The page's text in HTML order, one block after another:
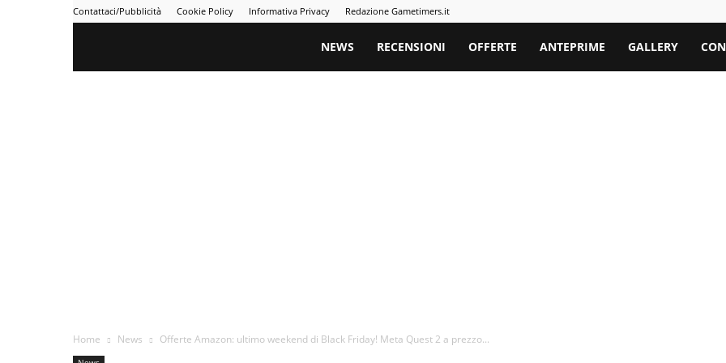
Contattaci/Pubblicità Cookie Policy Informativa Privacy Redazione Gametimers.it
Gametimers
NEWS RECENSIONI OFFERTE ANTEPRIME GALLERY
Home News Offerte Amazon: ultimo weekend di Black Friday! Meta Quest 2 a prezzo...